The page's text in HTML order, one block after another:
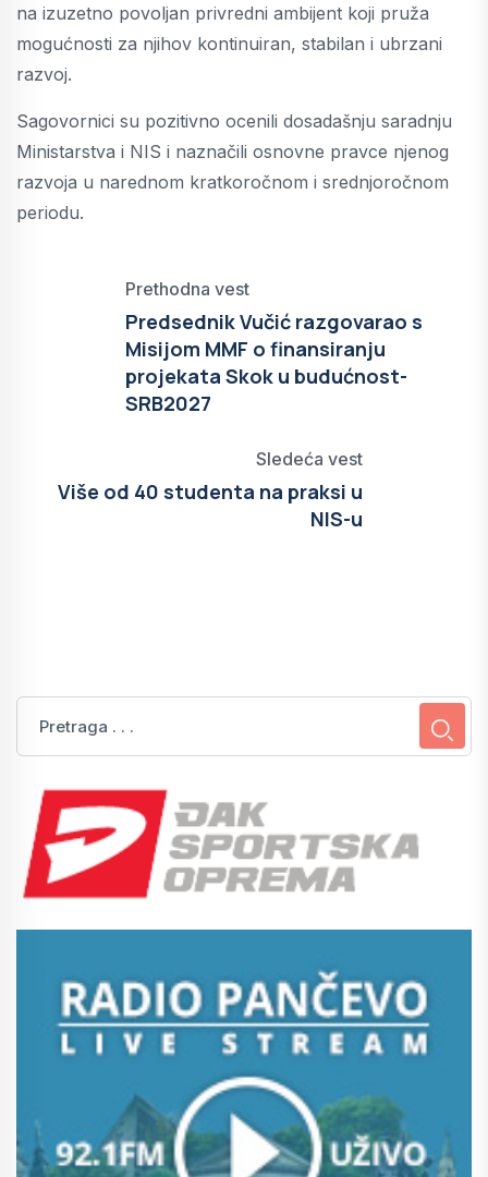
na izuzetno povoljan privredni ambijent koji pruža
mogućnosti za njihov kontinuiran, stabilan i ubrzani
razvoj.
Sagovornici su pozitivno ocenili dosadašnju saradnju
Ministarstva i NIS i naznačili osnovne pravce njenog
razvoja u narednom kratkoročnom i srednjoročnom
periodu.
Prethodna vest
Predsednik Vučić razgovarao s
Misijom MMF o finansiranju
projekata Skok u budućnost-
SRB2027
Sledeća vest
Više od 40 studenta na praksi u
NIS-u